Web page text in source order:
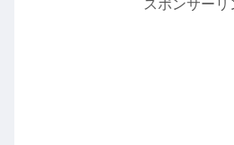
スポンサーリ